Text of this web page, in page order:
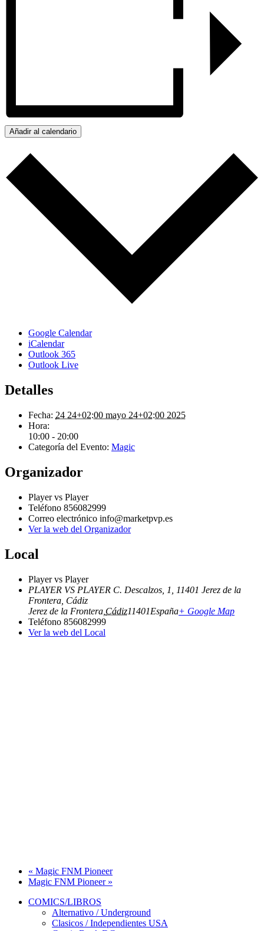
Añadir al calendario
Google Calendar
iCalendar
Outlook 365
Outlook Live
Detalles
Fecha: 24 24+02:00 mayo 24+02:00 2025
Hora:
10:00 - 20:00
Categoría del Evento: Magic
Organizador
Player vs Player
Teléfono 856082999
Correo electrónico info@marketpvp.es
Ver la web del Organizador
Local
Player vs Player
PLAYER VS PLAYER C. Descalzos, 1, 11401 Jerez de la
Frontera, Cádiz
Jerez de la Frontera Cádiz11401España+ Google Map
Teléfono 856082999
Ver la web del Local
« Magic FNM Pioneer
Magic FNM Pioneer »
COMICS/LIBROS
Alternativo / Underground
Clasicos / Independientes USA